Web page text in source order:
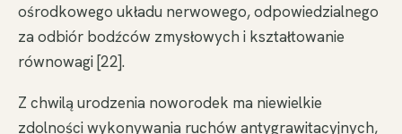
ośrodkowego układu nerwowego, odpowiedzialnego
za odbiór bodźców zmysłowych i kształtowanie
równowagi [22].
Z chwilą urodzenia noworodek ma niewielkie
zdolności wykonywania ruchów antygrawitacyjnych,